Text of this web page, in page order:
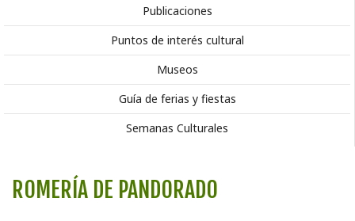
Publicaciones
Puntos de interés cultural
Museos
Guía de ferias y fiestas
Semanas Culturales
ROMERÍA DE PANDORADO